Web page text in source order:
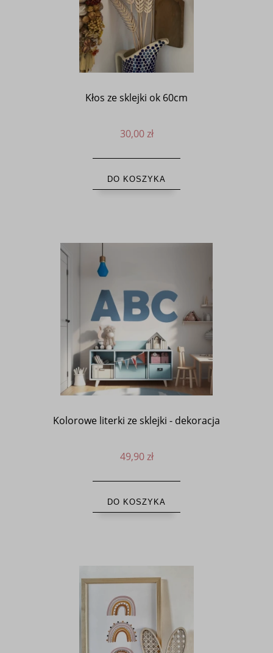
Kłos ze sklejki ok 60cm
30,00 zł
DO KOSZYKA
Kolorowe literki ze sklejki - dekoracja
49,90 zł
DO KOSZYKA